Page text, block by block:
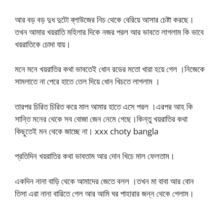
আর বড় বড় দুধ দুটো ব্লাউজের নিচ থেকে বেরিয়ে আসার চেষ্টা করছে।
তখন আমার খয়রাতি মহিলার দিকে নজর পরল আর ভাবতে লাগলাম কি ভাবে
খয়রাতিকে চোদা যায়।
মনে মনে খয়রাতির কথা ভাবতেই ধোন রডের মতো খারা হয়ে গেল ।নিজেকে
সামলাতে না পেরে হাতে তেল দিয়ে ধোন খিচতে লাগলাম ।
তারপর চিরিত চিরিত করে মাল আমার হাতে এসে পরল ।এরপর আহ কি
সান্তি মনের থেকে সব বোজা জেন নেমে গেছে।কিন্তু খয়রাতির কথা
কিছুতেই মন থেকে জাচ্ছে না। xxx choty bangla
প্রতিদিন খয়রাতির কথা ভাবতাম আর দোন খিচে মাল ফেলতাম।
একদিন নানা বাড়ি থেকে আমাদের জেতে বলল ।তখন মা বাবা আর বোন
তিসা এরা নানা বারিতে গেল আর আমি ঘর পাহারার জন্ন থেকে গেলাম।